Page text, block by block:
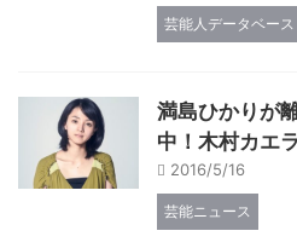
芸能人データベース
満島ひかりが
中！木村カエ
2016/5/16
芸能ニュース